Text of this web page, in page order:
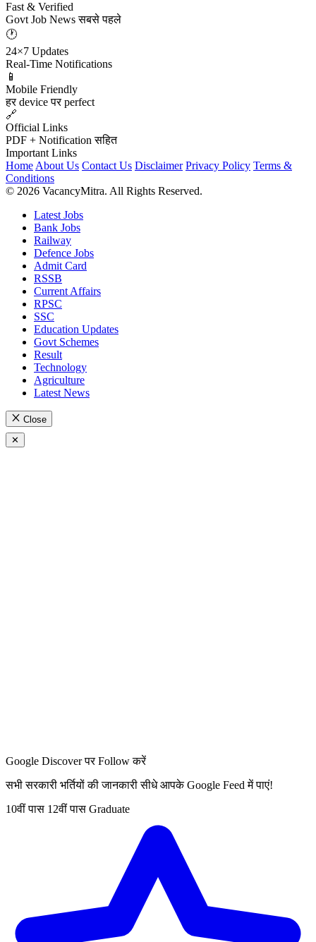
Fast & Verified
Govt Job News सबसे पहले
🕐
24×7 Updates
Real-Time Notifications
📱
Mobile Friendly
हर device पर perfect
🔗
Official Links
PDF + Notification सहित
Important Links
Home About Us Contact Us Disclaimer Privacy Policy Terms &
Conditions
© 2026 VacancyMitra. All Rights Reserved.
Latest Jobs
Bank Jobs
Railway
Defence Jobs
Admit Card
RSSB
Current Affairs
RPSC
SSC
Education Updates
Govt Schemes
Result
Technology
Agriculture
Latest News
Close
✕
Google Discover पर Follow करें
सभी सरकारी भर्तियों की जानकारी सीधे आपके Google Feed में पाएं!
10वीं पास 12वीं पास Graduate